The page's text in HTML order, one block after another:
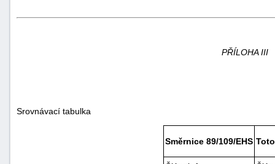
PŘÍLOHA III
Srovnávací tabulka
Směrnice 89/109/EHS